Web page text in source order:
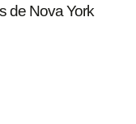
de Nova York